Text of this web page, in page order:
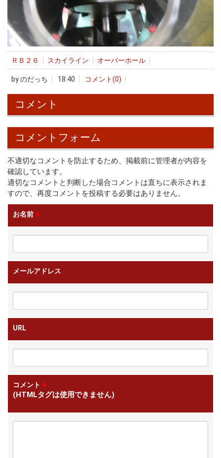
ＲＢ２６ スカイライン オーバーホール
byのだっち 18:40 コメント(0)
コメント
コメントフォーム
不適切なコメントを防止するため、掲載前に管理者が内容を
確認しています。
適切なコメントと判断した場合コメントは直ちに表示されま
すので、再度コメントを投稿する必要はありません。
お名前 ※
メールアドレス
URL
コメント ※
(HTMLタグは使用できません)